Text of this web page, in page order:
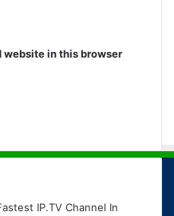
website in this browser
IP.TV Channel In